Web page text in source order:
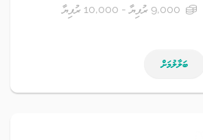
9,000 ރުފިޔާ - 10,000 ރުފިޔާ
ބަލާލުމަށް